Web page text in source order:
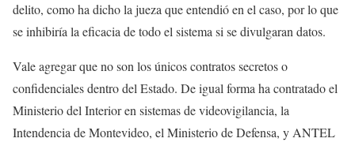
delito, como ha dicho la jueza que entendió en el caso, por lo que
se inhibiría la eficacia de todo el sistema si se divulgaran datos.
Vale agregar que no son los únicos contratos secretos o
confidenciales dentro del Estado. De igual forma ha contratado el
Ministerio del Interior en sistemas de videovigilancia, la
Intendencia de Montevideo, el Ministerio de Defensa, y ANTEL